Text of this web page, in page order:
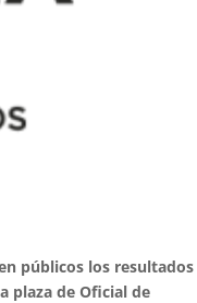
públicos los resultados
plaza de Oficial de